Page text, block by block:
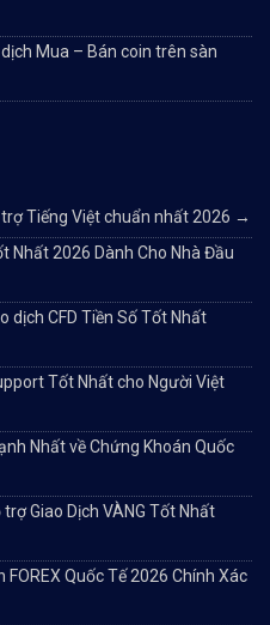
Mua – Bán coin trên sàn
Tiếng Việt chuẩn nhất 2026 →
Nhất 2026 Dành Cho Nhà Đầu
dịch CFD Tiền Số Tốt Nhất
Tốt Nhất cho Người Việt
Nhất về Chứng Khoán Quốc
Giao Dịch VÀNG Tốt Nhất
FOREX Quốc Tế 2026 Chính Xác